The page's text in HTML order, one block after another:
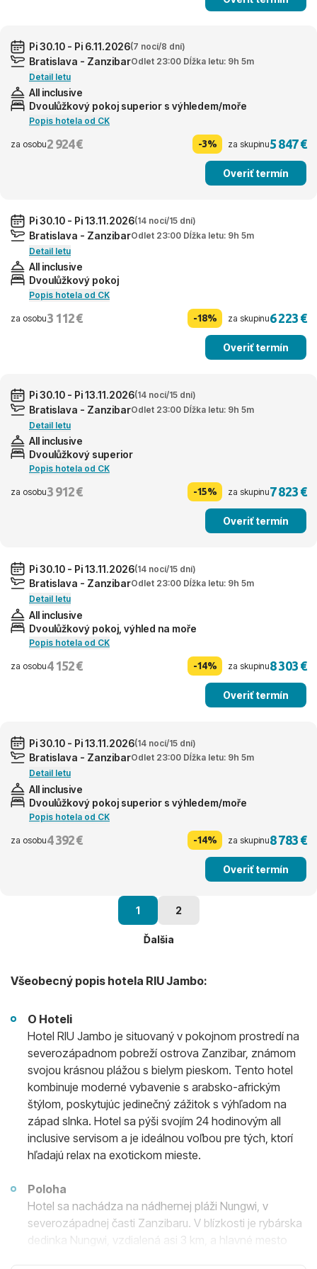
Pi 30.10 - Pi 6.11.2026(7 nocí/8 dní)
Bratislava - ZanzibarOdlet 23:00 Dĺžka letu: 9h 5m
Detail letu
All inclusive
Dvoulůžkový pokoj superior s výhledem/moře
Popis hotela od CK
za osobu2 924 € -3% za skupinu5 847 €
Overiť termín
Pi 30.10 - Pi 13.11.2026(14 nocí/15 dní)
Bratislava - ZanzibarOdlet 23:00 Dĺžka letu: 9h 5m
Detail letu
All inclusive
Dvoulůžkový pokoj
Popis hotela od CK
za osobu3 112 € -18% za skupinu6 223 €
Overiť termín
Pi 30.10 - Pi 13.11.2026(14 nocí/15 dní)
Bratislava - ZanzibarOdlet 23:00 Dĺžka letu: 9h 5m
Detail letu
All inclusive
Dvoulůžkový superior
Popis hotela od CK
za osobu3 912 € -15% za skupinu7 823 €
Overiť termín
Pi 30.10 - Pi 13.11.2026(14 nocí/15 dní)
Bratislava - ZanzibarOdlet 23:00 Dĺžka letu: 9h 5m
Detail letu
All inclusive
Dvoulůžkový pokoj, výhled na moře
Popis hotela od CK
za osobu4 152 € -14% za skupinu8 303 €
Overiť termín
Pi 30.10 - Pi 13.11.2026(14 nocí/15 dní)
Bratislava - ZanzibarOdlet 23:00 Dĺžka letu: 9h 5m
Detail letu
All inclusive
Dvoulůžkový pokoj superior s výhledem/moře
Popis hotela od CK
za osobu4 392 € -14% za skupinu8 783 €
Overiť termín
1 2
Ďalšia
Všeobecný popis hotela RIU Jambo:
O Hoteli
Hotel RIU Jambo je situovaný v pokojnom prostredí na
severozápadnom pobreží ostrova Zanzibar, známom
svojou krásnou plážou s bielym pieskom. Tento hotel
kombinuje moderné vybavenie s arabsko-africkým
štýlom, poskytujúc jedinečný zážitok s výhľadom na
západ slnka. Hotel sa pýši svojím 24 hodinovým all
inclusive servisom a je ideálnou voľbou pre tých, ktorí
hľadajú relax na exotickom mieste.
Poloha
Hotel sa nachádza na nádhernej pláži Nungwi, v
severozápadnej časti Zanzibaru. V blízkosti je rybárska
dedinka Nungwi, vzdialená asi 3 km, a hlavné mesto